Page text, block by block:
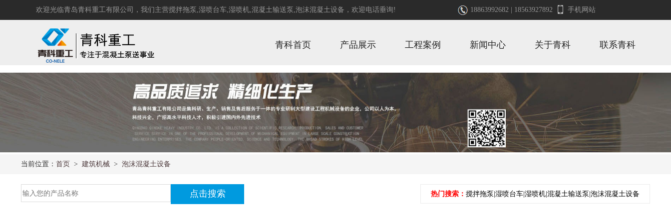
欢迎光临青岛青科重工有限公司，我们主营搅拌拖泵 ,湿喷台车,湿喷机,混凝土输送泵 ,泡沫混凝土设备 ，欢迎电话垂询! 18863992682 | 18563927892 手机网站
青科首页 产品展示 工程案例 新闻中心 关于青科 联系青科
当前位置： 首页 > 建筑机械 > 泡沫混凝土设备
热门搜索： 搅拌拖泵|湿喷台车|湿喷机|混凝土输送泵|泡沫混凝土设备